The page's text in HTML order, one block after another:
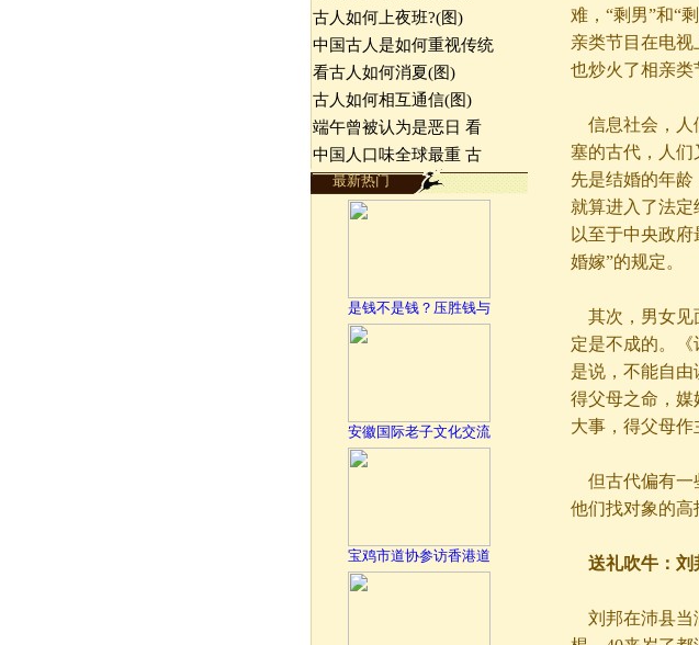
古人如何上夜班?(图)
中国古人是如何重视传统
看古人如何消夏(图)
古人如何相互通信(图)
端午曾被认为是恶日 看
中国人口味全球最重 古
最新热门
是钱不是钱？压胜钱与
安徽国际老子文化交流
宝鸡市道协参访香港道
难，“剩男”和“
亲类节目在电
也炒火了相亲类
信息社会，人
塞的古代，人
先是结婚的年龄
就算进入了法定
以至于中央政
婚嫁”的规定。
其次，男女见
定是不成的。《
是说，不能自
得父母之命，媒
大事，得父母作
但古代偏有一
他们找对象的高
送礼吹牛：刘
刘邦在沛县当